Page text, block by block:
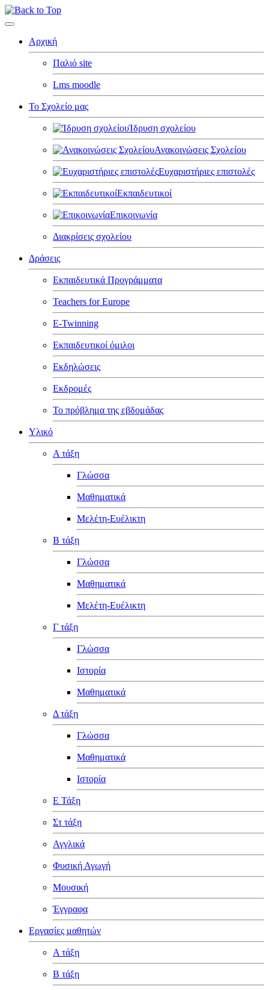
Αρχική
Παλιό site
Lms moodle
Το Σχολείο μας
Ίδρυση σχολείου
Ανακοινώσεις Σχολείου
Ευχαριστήριες επιστολές
Εκπαιδευτικοί
Επικοινωνία
Διακρίσεις σχολείου
Δράσεις
Εκπαιδευτικά Προγράμματα
Teachers for Europe
E-Twinning
Εκπαιδευτικοί όμιλοι
Εκδηλώσεις
Εκδρομές
Το πρόβλημα της εβδομάδας
Υλικό
Α τάξη
Γλώσσα
Μαθηματικά
Μελέτη-Ευέλικτη
Β τάξη
Γλώσσα
Μαθηματικά
Μελέτη-Ευέλικτη
Γ τάξη
Γλώσσα
Ιστορία
Μαθηματικά
Δ τάξη
Γλώσσα
Μαθηματικά
Ιστορία
Ε Τάξη
Στ τάξη
Αγγλικά
Φυσική Αγωγή
Μουσική
Έγγραφα
Εργασίες μαθητών
Α τάξη
Β τάξη